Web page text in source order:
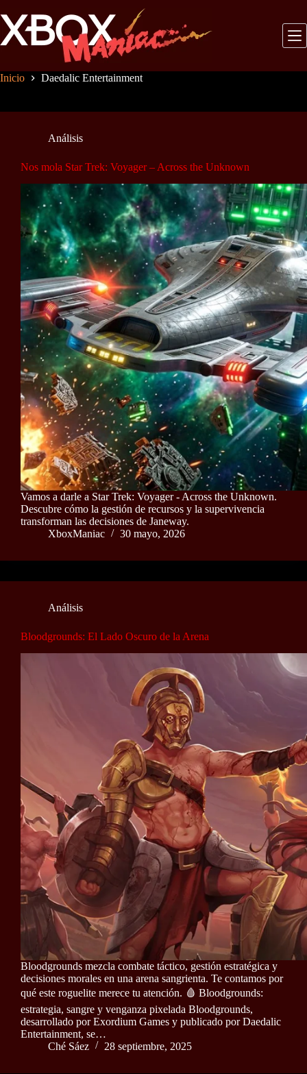
al
contenido
Inicio Daedalic Entertainment
Análisis
Nos mola Star Trek: Voyager – Across the Unknown
Vamos a darle a Star Trek: Voyager - Across the Unknown.
Descubre cómo la gestión de recursos y la supervivencia
transforman las decisiones de Janeway.
XboxManiac
30 mayo, 2026
Análisis
Bloodgrounds: El Lado Oscuro de la Arena
Bloodgrounds mezcla combate táctico, gestión estratégica y
decisiones morales en una arena sangrienta. Te contamos por
qué este roguelite merece tu atención. 🩸 Bloodgrounds:
estrategia, sangre y venganza pixelada Bloodgrounds,
desarrollado por Exordium Games y publicado por Daedalic
Entertainment, se…
Ché Sáez
28 septiembre, 2025